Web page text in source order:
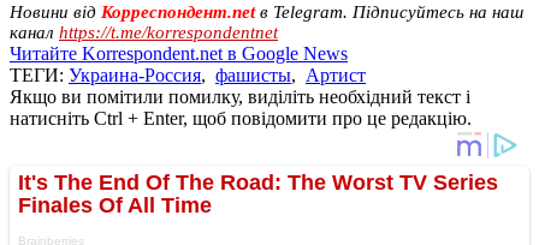
Новини від Корреспондент.netв Telegram. Підписуйтесь на наш
канал https://t.me/korrespondentnet
Читайте Korrespondent.net в Google News
ТЕГИ: Украина-Россия, фашисты, Артист
Якщо ви помітили помилку, виділіть необхідний текст і
натисніть Ctrl + Enter, щоб повідомити про це редакцію.